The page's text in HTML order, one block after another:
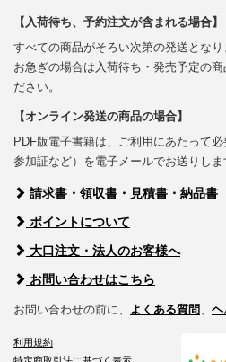
【入荷待ち、予約注文が含まれる場合】
すべての商品がそろい次第の発送となり
お急ぎの場合は入荷待ち・発売予定の
ださい。
【オンライン発送の商品の場合】
PDF版電子書籍は、ご利用にあたって
参加証など）を電子メールでお送りしま
請求書・領収書・見積書・納品書
ポイントについて
大口注文・法人のお客様へ
お問い合わせはこちら
お問い合わせの前に、 よくある質問、 ヘ
利用規約